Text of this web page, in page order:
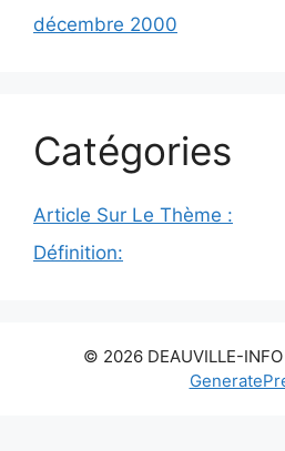
décembre 2000
Catégories
Article Sur Le Thème :
Définition:
© 2026 DEAUVILLE-INFO